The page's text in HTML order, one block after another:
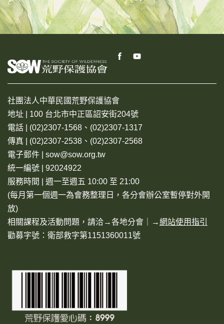
社團法人中華民國荒野保護協會
地址 | 100 台北市中正區詔安街204號
電話 | (02)2307-1568、(02)2307-1317
傳真 | (02)2307-2538、(02)2307-2568
電子郵件 | sow@sow.org.tw
統一編號 | 92024922
服務時間 | 週一至週五 10:00 至 21:00
(每月第一個週一為會務整理日，各分會辦公室暫停對外開
放)
相關課程及活動問題，請洽→各地分會 ｜→網站使用指引
勸募字號：衛部救字第1151360011號